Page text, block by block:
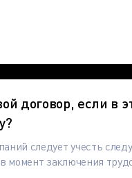
договор, если в
следует учесть
момент заключения